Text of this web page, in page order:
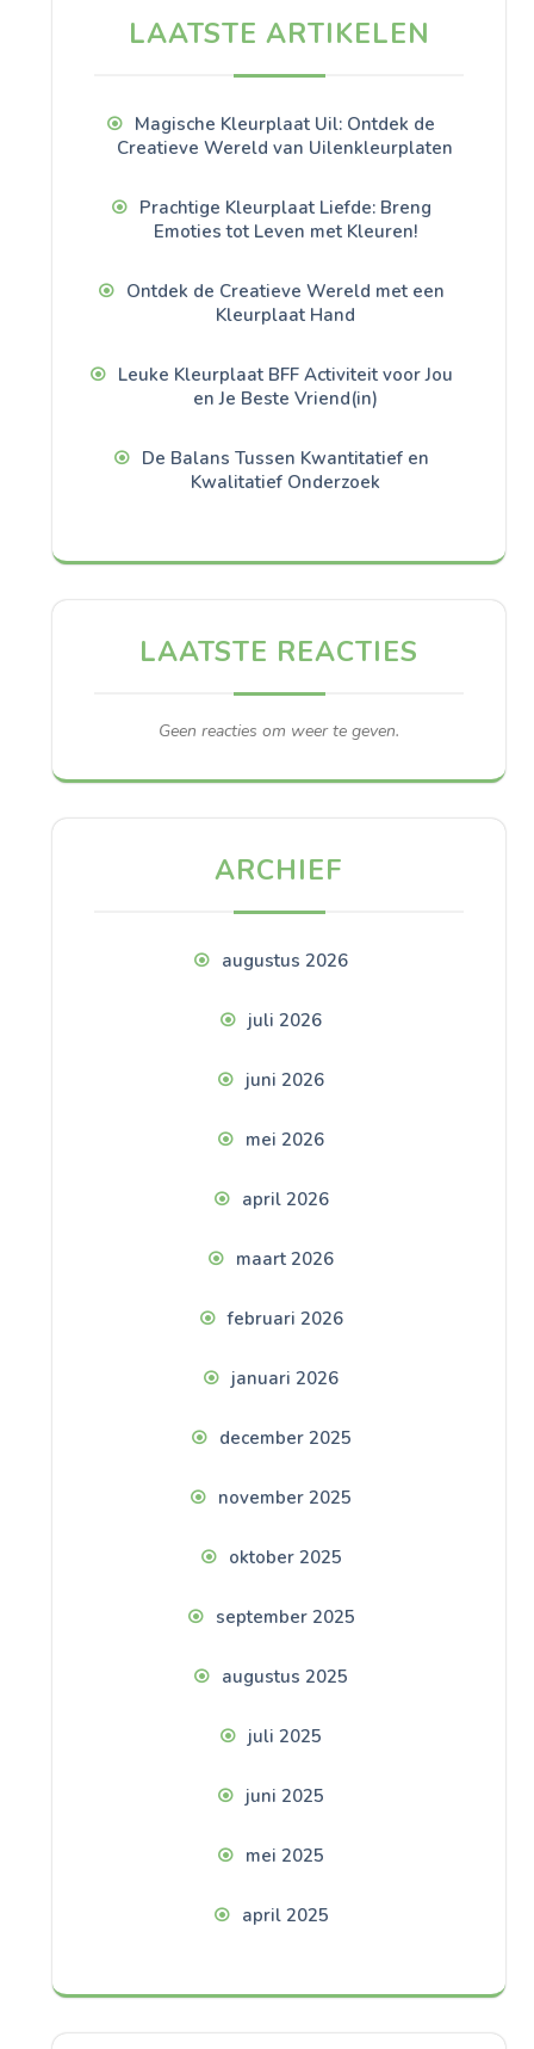
LAATSTE ARTIKELEN
Magische Kleurplaat Uil: Ontdek de
Creatieve Wereld van Uilenkleurplaten
Prachtige Kleurplaat Liefde: Breng
Emoties tot Leven met Kleuren!
Ontdek de Creatieve Wereld met een
Kleurplaat Hand
Leuke Kleurplaat BFF Activiteit voor Jou
en Je Beste Vriend(in)
De Balans Tussen Kwantitatief en
Kwalitatief Onderzoek
LAATSTE REACTIES
Geen reacties om weer te geven.
ARCHIEF
augustus 2026
juli 2026
juni 2026
mei 2026
april 2026
maart 2026
februari 2026
januari 2026
december 2025
november 2025
oktober 2025
september 2025
augustus 2025
juli 2025
juni 2025
mei 2025
april 2025